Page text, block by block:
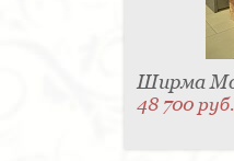
Ширма
48 700